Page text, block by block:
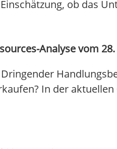
ob das
Analyse vom
In der